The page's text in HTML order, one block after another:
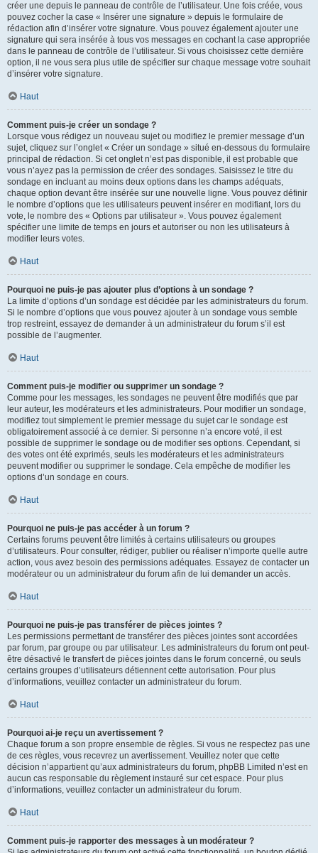
créer une depuis le panneau de contrôle de l’utilisateur. Une fois créée, vous
pouvez cocher la case « Insérer une signature » depuis le formulaire de
rédaction afin d’insérer votre signature. Vous pouvez également ajouter une
signature qui sera insérée à tous vos messages en cochant la case appropriée
dans le panneau de contrôle de l’utilisateur. Si vous choisissez cette dernière
option, il ne vous sera plus utile de spécifier sur chaque message votre souhait
d’insérer votre signature.
Haut
Comment puis-je créer un sondage ?
Lorsque vous rédigez un nouveau sujet ou modifiez le premier message d’un
sujet, cliquez sur l’onglet « Créer un sondage » situé en-dessous du formulaire
principal de rédaction. Si cet onglet n’est pas disponible, il est probable que
vous n’ayez pas la permission de créer des sondages. Saisissez le titre du
sondage en incluant au moins deux options dans les champs adéquats,
chaque option devant être insérée sur une nouvelle ligne. Vous pouvez définir
le nombre d’options que les utilisateurs peuvent insérer en modifiant, lors du
vote, le nombre des « Options par utilisateur ». Vous pouvez également
spécifier une limite de temps en jours et autoriser ou non les utilisateurs à
modifier leurs votes.
Haut
Pourquoi ne puis-je pas ajouter plus d’options à un sondage ?
La limite d’options d’un sondage est décidée par les administrateurs du forum.
Si le nombre d’options que vous pouvez ajouter à un sondage vous semble
trop restreint, essayez de demander à un administrateur du forum s’il est
possible de l’augmenter.
Haut
Comment puis-je modifier ou supprimer un sondage ?
Comme pour les messages, les sondages ne peuvent être modifiés que par
leur auteur, les modérateurs et les administrateurs. Pour modifier un sondage,
modifiez tout simplement le premier message du sujet car le sondage est
obligatoirement associé à ce dernier. Si personne n’a encore voté, il est
possible de supprimer le sondage ou de modifier ses options. Cependant, si
des votes ont été exprimés, seuls les modérateurs et les administrateurs
peuvent modifier ou supprimer le sondage. Cela empêche de modifier les
options d’un sondage en cours.
Haut
Pourquoi ne puis-je pas accéder à un forum ?
Certains forums peuvent être limités à certains utilisateurs ou groupes
d’utilisateurs. Pour consulter, rédiger, publier ou réaliser n’importe quelle autre
action, vous avez besoin des permissions adéquates. Essayez de contacter un
modérateur ou un administrateur du forum afin de lui demander un accès.
Haut
Pourquoi ne puis-je pas transférer de pièces jointes ?
Les permissions permettant de transférer des pièces jointes sont accordées
par forum, par groupe ou par utilisateur. Les administrateurs du forum ont peut-
être désactivé le transfert de pièces jointes dans le forum concerné, ou seuls
certains groupes d’utilisateurs détiennent cette autorisation. Pour plus
d’informations, veuillez contacter un administrateur du forum.
Haut
Pourquoi ai-je reçu un avertissement ?
Chaque forum a son propre ensemble de règles. Si vous ne respectez pas une
de ces règles, vous recevrez un avertissement. Veuillez noter que cette
décision n’appartient qu’aux administrateurs du forum, phpBB Limited n’est en
aucun cas responsable du règlement instauré sur cet espace. Pour plus
d’informations, veuillez contacter un administrateur du forum.
Haut
Comment puis-je rapporter des messages à un modérateur ?